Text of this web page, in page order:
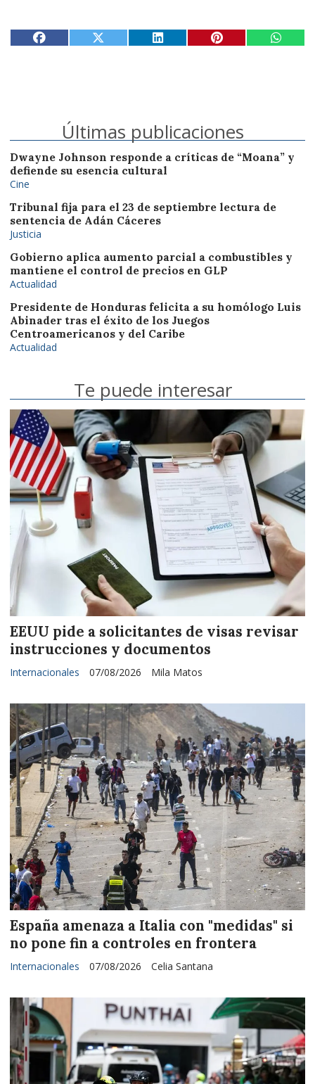
Últimas publicaciones
Dwayne Johnson responde a críticas de “Moana” y
defiende su esencia cultural
Cine
Tribunal fija para el 23 de septiembre lectura de
sentencia de Adán Cáceres
Justicia
Gobierno aplica aumento parcial a combustibles y
mantiene el control de precios en GLP
Actualidad
Presidente de Honduras felicita a su homólogo Luis
Abinader tras el éxito de los Juegos
Centroamericanos y del Caribe
Actualidad
Te puede interesar
EEUU pide a solicitantes de visas revisar
instrucciones y documentos
Mila Matos
Internacionales 07/08/2026
España amenaza a Italia con "medidas" si
no pone fin a controles en frontera
Celia Santana
Internacionales 07/08/2026